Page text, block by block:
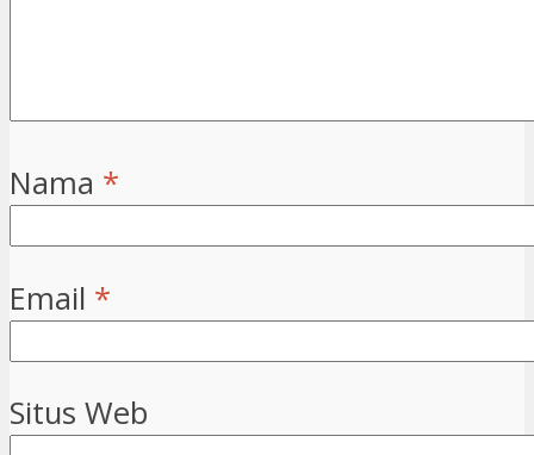
Nama *
Email *
Situs Web